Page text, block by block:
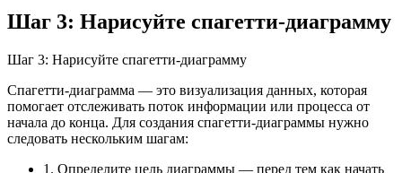
Шаг 3: Нарисуйте спагетти-диаграмму
Шаг 3: Нарисуйте спагетти-диаграмму
Спагетти-диаграмма — это визуализация данных, которая
помогает отслеживать поток информации или процесса от
начала до конца. Для создания спагетти-диаграммы нужно
следовать нескольким шагам:
1. Определите цель диаграммы — перед тем как начать